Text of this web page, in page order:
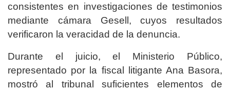
consistentes en investigaciones de testimonios
mediante cámara Gesell, cuyos resultados
verificaron la veracidad de la denuncia.
Durante el juicio, el Ministerio Público,
representado por la fiscal litigante Ana Basora,
mostró al tribunal suficientes elementos de